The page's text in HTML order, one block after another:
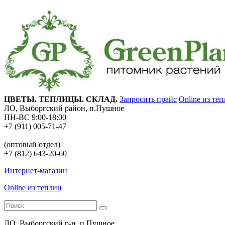
ЦВЕТЫ. ТЕПЛИЦЫ. СКЛАД. Запросить прайс Online из
ЛО, Выборгский район, п.Пушное
ПН-ВС 9:00-18:00
+7 (911) 005-71-47
(оптовый отдел)
+7 (812) 643-20-60
Интернет-магазин
Online из теплиц
ЛО, Выборгский р-н, п.Пушное